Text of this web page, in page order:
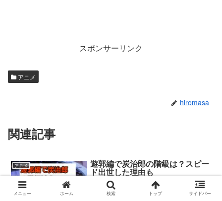
スポンサーリンク
アニメ
hiromasa
関連記事
アニメ 遊郭編で炭治郎の階級は？スピー
ド出世した理由も
メニュー ホーム 検索 トップ サイドバー